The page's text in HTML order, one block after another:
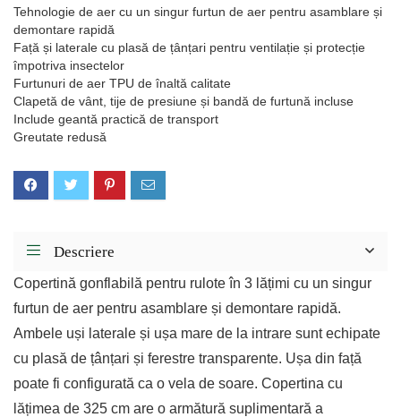
Tehnologie de aer cu un singur furtun de aer pentru asamblare și
demontare rapidă
Față și laterale cu plasă de țânțari pentru ventilație și protecție
împotriva insectelor
Furtunuri de aer TPU de înaltă calitate
Clapetă de vânt, tije de presiune și bandă de furtună incluse
Include geantă practică de transport
Greutate redusă
Descriere
Copertină gonflabilă pentru rulote în 3 lățimi cu un singur
furtun de aer pentru asamblare și demontare rapidă.
Ambele uși laterale și ușa mare de la intrare sunt echipate
cu plasă de țânțari și ferestre transparente. Ușa din față
poate fi configurată ca o vela de soare. Copertina cu
lățimea de 325 cm are o armătură suplimentară a